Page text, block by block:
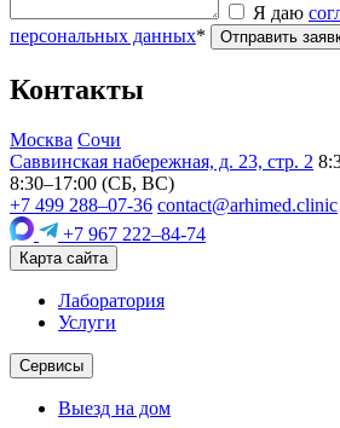
Я даю
персональных данных* Отправить
Контакты
Москва Сочи
Саввинская набережная, д. 23, стр. 2
8:30–17:00 (СБ, ВС)
+7 499 288–07-36 contact@arhimed.clinic
+7 967 222–84-74
Карта сайта
Лаборатория
Услуги
Сервисы
Выезд на дом